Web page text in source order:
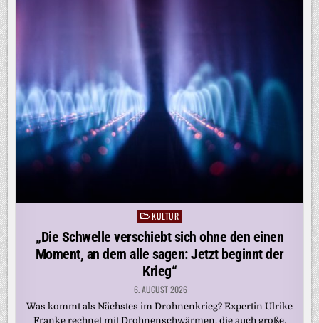
Posted
in
KULTUR
„Die Schwelle verschiebt sich ohne den einen
Moment, an dem alle sagen: Jetzt beginnt der
Krieg“
6. AUGUST 2026
Was kommt als Nächstes im Drohnenkrieg? Expertin Ulrike
Franke rechnet mit Drohnenschwärmen, die auch große,